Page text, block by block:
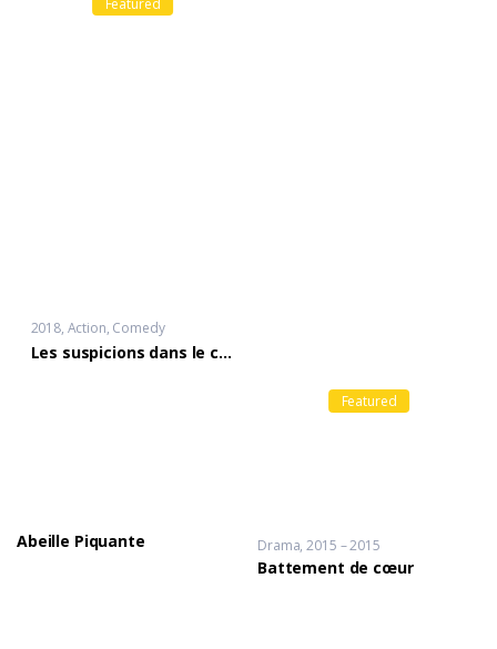
2018 Action, Comedy
Les suspicions dans le couple
Abeille Piquante
Featured
Drama 2015 – 2015
Battement de cœur